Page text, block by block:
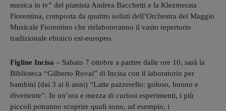
musica in tv” del pianista Andrea Bacchetti e la Klezmerata
Fiorentina, composta da quattro solisti dell’Orchestra del Maggio
Musicale Fiorentino che rielaboreranno il vasto repertorio
tradizionale ebraico est-europeo.
Figline Incisa – Sabato 7 ottobre a partire dalle ore 10, sarà la
Biblioteca “Gilberto Rovai” di Incisa con il laboratorio per
bambini (dai 3 ai 6 anni) “Latte pazzerello: goloso, buono e
divertente”. In un’ora e mezza di curiosi esperimenti, i più
piccoli potranno scoprire quali sono, ad esempio, i